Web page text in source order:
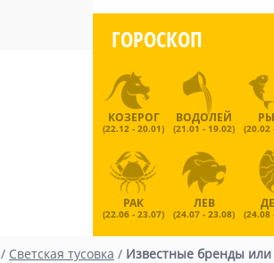
ГОРОСКОП
КОЗЕРОГ
(22.12 - 20.01)
ВОДОЛЕЙ
(21.01 - 19.02) (20.02
РАК
(22.06 - 23.07)
ЛЕВ
(24.07 - 23.08) (24.08
/ Светская тусовка / Известные бренды или